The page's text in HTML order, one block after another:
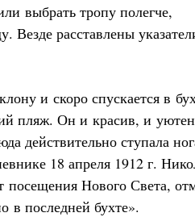
выбрать тропу полегче,
расставлены
и скоро спускается в
пляж. Он и красив, и
действительно ступала
18 апреля 1912 г.
посещения Нового Света,
в последней бухте».